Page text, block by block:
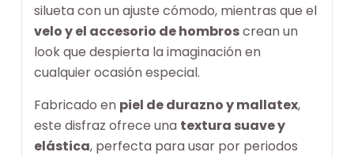
silueta con un ajuste cómodo, mientras que el
velo y el accesorio de hombroscrean un
look que despierta la imaginación en
cualquier ocasión especial.
Fabricado en piel de durazno y mallatex,
este disfraz ofrece una textura suave y
elástica, perfecta para usar por periodos